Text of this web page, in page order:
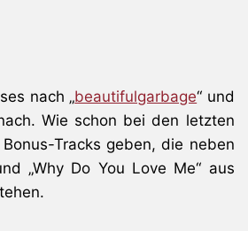
nach „beautifulgarbage“ und
Wie schon bei den letzten
Tracks geben, die neben
„Why Do You Love Me“ aus